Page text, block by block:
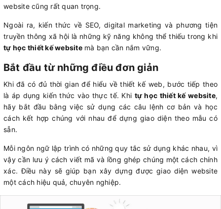
website cũng rất quan trọng.
Ngoài ra, kiến thức về SEO, digital marketing và phương tiện
truyền thông xã hội là những kỹ năng không thể thiếu trong khi
tự học thiết kế websitemà bạn cần nắm vững.
Bắt đầu từ những điều đơn giản
Khi đã có đủ thời gian để hiểu về thiết kế web, bước tiếp theo
là áp dụng kiến thức vào thực tế. Khi tự học thiết kế website,
hãy bắt đầu bằng việc sử dụng các câu lệnh cơ bản và học
cách kết hợp chúng với nhau để dựng giao diện theo mẫu có
sẵn.
Mỗi ngôn ngữ lập trình có những quy tắc sử dụng khác nhau, vì
vậy cần lưu ý cách viết mã và lồng ghép chúng một cách chính
xác. Điều này sẽ giúp bạn xây dựng được giao diện website
một cách hiệu quả, chuyên nghiệp.